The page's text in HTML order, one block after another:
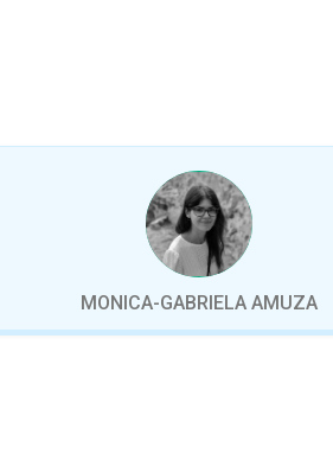
MONICA-GABRIELA AMUZA